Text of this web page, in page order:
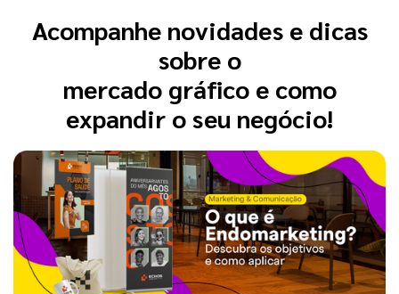
Acompanhe novidades e dicas
sobre o
mercado gráfico e como
expandir o seu negócio!